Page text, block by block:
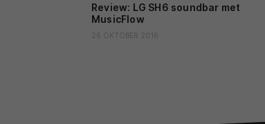
Review: LG SH6 soundbar met
MusicFlow
26 OKTOBER 2016